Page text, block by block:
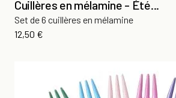
Cuillères en mélamine - Été...
Set de 6 cuillères en mélamine
Prix
12,50 €